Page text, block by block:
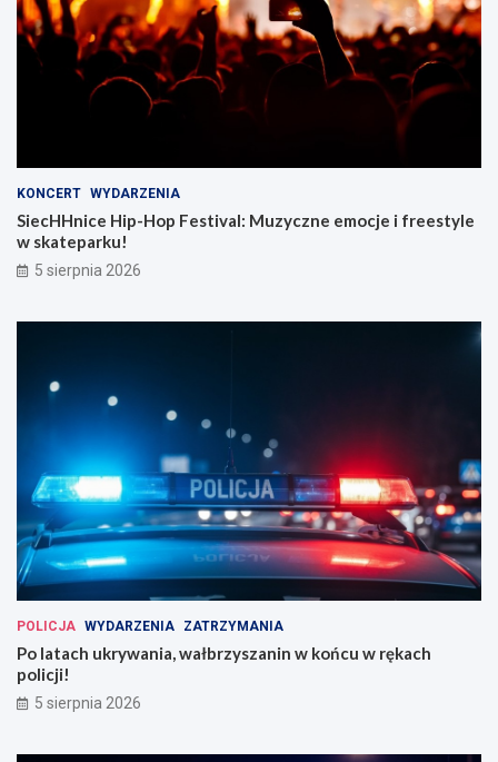
KONCERT WYDARZENIA
SiecHHnice Hip-Hop Festival: Muzyczne emocje i freestyle
w skateparku!
5 sierpnia 2026
POLICJA WYDARZENIA ZATRZYMANIA
Po latach ukrywania, wałbrzyszanin w końcu w rękach
policji!
5 sierpnia 2026